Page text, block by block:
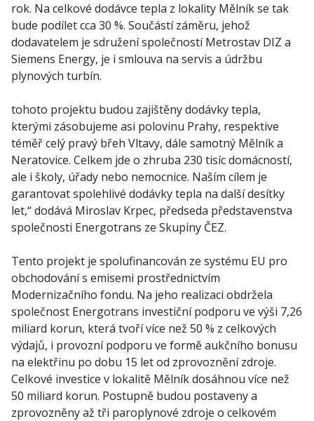
rok. Na celkové dodávce tepla z lokality Mělník se tak
bude podílet cca 30 %. Součástí záměru, jehož
dodavatelem je sdružení společností Metrostav DIZ a
Siemens Energy, je i smlouva na servis a údržbu
plynových turbín.
tohoto projektu budou zajištěny dodávky tepla,
kterými zásobujeme asi polovinu Prahy, respektive
téměř celý pravý břeh Vltavy, dále samotný Mělník a
Neratovice. Celkem jde o zhruba 230 tisíc domácností,
ale i školy, úřady nebo nemocnice. Naším cílem je
garantovat spolehlivé dodávky tepla na další desítky
let,“ dodává Miroslav Krpec, předseda představenstva
společnosti Energotrans ze Skupiny ČEZ.
Tento projekt je spolufinancován ze systému EU pro
obchodování s emisemi prostřednictvím
Modernizačního fondu. Na jeho realizaci obdržela
společnost Energotrans investiční podporu ve výši 7,26
miliard korun, která tvoří více než 50 % z celkových
výdajů, i provozní podporu ve formě aukčního bonusu
na elektřinu po dobu 15 let od zprovoznění zdroje.
Celkové investice v lokalitě Mělník dosáhnou více než
50 miliard korun. Postupně budou postaveny a
zprovozněny až tři paroplynové zdroje o celkovém